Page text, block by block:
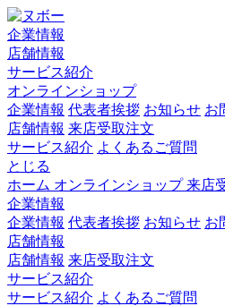
企業情報
店舗情報
サービス紹介
オンラインショップ
企業情報 代表者挨拶 お知らせ お
店舗情報 来店受取注文
サービス紹介 よくあるご質問
とじる
ホーム オンラインショップ来店
企業情報
企業情報 代表者挨拶 お知らせ お
店舗情報
店舗情報 来店受取注文
サービス紹介
サービス紹介 よくあるご質問